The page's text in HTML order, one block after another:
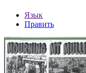
Язык
Править